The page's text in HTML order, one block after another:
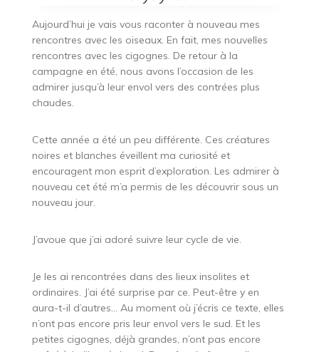
Aujourd’hui je vais vous raconter à nouveau mes
rencontres avec les oiseaux. En fait, mes nouvelles
rencontres avec les cigognes. De retour à la
campagne en été, nous avons l’occasion de les
admirer jusqu’à leur envol vers des contrées plus
chaudes.
Cette année a été un peu différente. Ces créatures
noires et blanches éveillent ma curiosité et
encouragent mon esprit d’exploration. Les admirer à
nouveau cet été m’a permis de les découvrir sous un
nouveau jour.
J’avoue que j’ai adoré suivre leur cycle de vie.
Je les ai rencontrées dans des lieux insolites et
ordinaires. J’ai été surprise par ce. Peut-être y en
aura-t-il d’autres… Au moment où j’écris ce texte, elles
n’ont pas encore pris leur envol vers le sud. Et les
petites cigognes, déjà grandes, n’ont pas encore